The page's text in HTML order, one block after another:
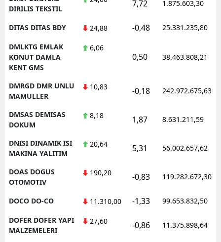
DIRILIS TEKSTIL
7,72 1.875.603,30
DITAS DITAS BDY 24,88 -0,48 25.331.235,80
DMLKTG EMLAK
KONUT DAMLA
KENT GMS
6,06
0,50 38.463.808,21
DMRGD DMR UNLU
MAMULLER
10,83 -0,18 242.972.675,63
DMSAS DEMISAS
DOKUM
8,18 1,87 8.631.211,59
DNISI DINAMIK ISI
MAKINA YALITIM
20,64 5,31 56.002.657,62
DOAS DOGUS
OTOMOTIV
190,20 -0,83 119.282.672,30
DOCO DO-CO 11.310,00 -1,33 99.653.832,50
DOFER DOFER YAPI
MALZEMELERI
27,60 -0,86 11.375.898,64